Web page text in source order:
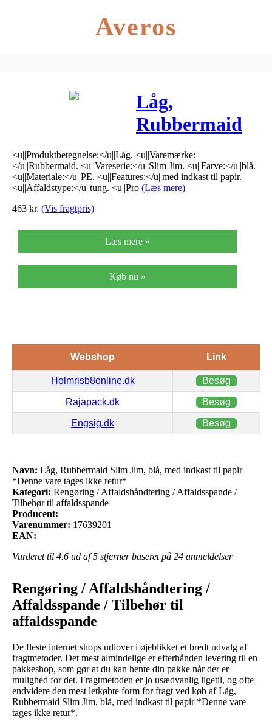
Averos
Låg,
Rubbermaid
Slim Jim, blå,
med indkast
til papir
tages ikke
retur*
<u||Produktbetegnelse:</u||Låg. <u||Varemærke:
</u||Rubbermaid. <u||Vareserie:</u||Slim Jim. <u||Farve:</u||blå.
<u||Materiale:</u||PE. <u||Features:</u||med indkast til papir.
<u||Affaldstype:</u||tung. <u||Pro (Læs mere)
463 kr. (Vis fragtpris)
Læs mere »
Køb nu »
Webshop Link
Holmrisb8online.dk Besøg
Rajapack.dk Besøg
Engsig.dk Besøg
Navn: Låg, Rubbermaid Slim Jim, blå, med indkast til papir
*Denne vare tages ikke retur*
Kategori: Rengøring / Affaldshåndtering / Affaldsspande /
Tilbehør til affaldsspande
Producent:
Varenummer: 17639201
EAN:
Vurderet til 4.6 ud af 5 stjerner baseret på 24 anmeldelser
Rengøring / Affaldshåndtering /
Affaldsspande / Tilbehør til
affaldsspande
De fleste internet shops udlover i øjeblikket et bredt udvalg af
fragtmetoder. Det mest almindelige er efterhånden levering til en
pakkeshop, som gør at du kan hente din pakke når der er
mulighed for det. Fragtmetoden er jo usædvanlig ligetil, og ofte
endvidere den mest letkøbte form for fragt ved køb af Låg,
Rubbermaid Slim Jim, blå, med indkast til papir *Denne vare
tages ikke retur*.